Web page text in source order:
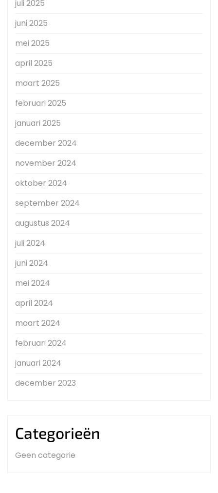
juli 2025
juni 2025
mei 2025
april 2025
maart 2025
februari 2025
januari 2025
december 2024
november 2024
oktober 2024
september 2024
augustus 2024
juli 2024
juni 2024
mei 2024
april 2024
maart 2024
februari 2024
januari 2024
december 2023
Categorieën
Geen categorie